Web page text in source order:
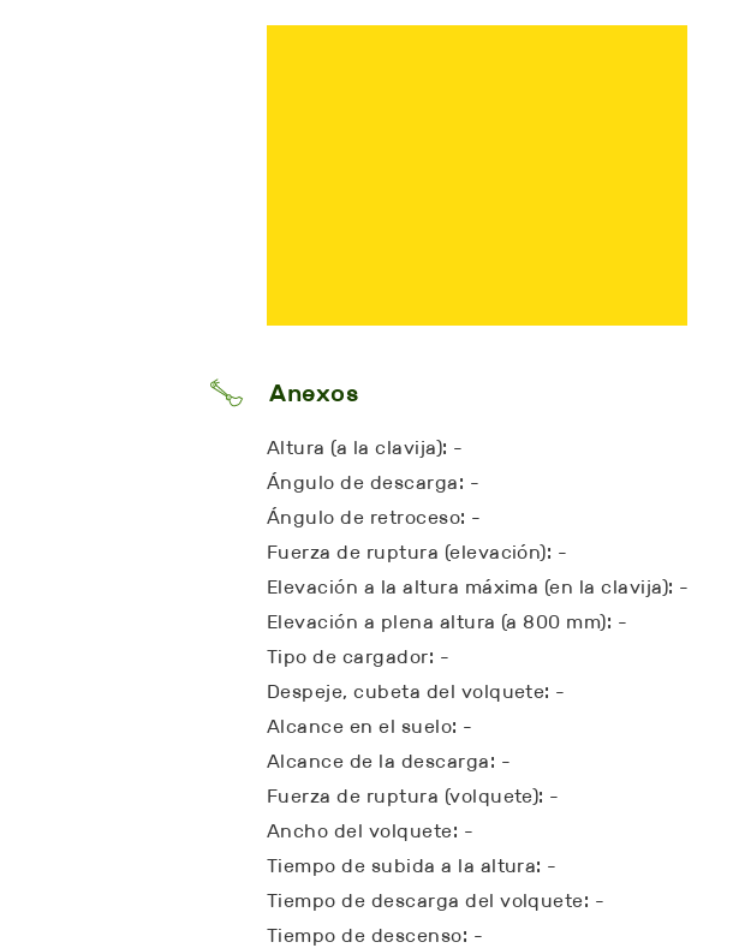
Anexos
Altura (a la clavija): -
Ángulo de descarga: -
Ángulo de retroceso: -
Fuerza de ruptura (elevación): -
Elevación a la altura máxima (en la clavija): -
Elevación a plena altura (a 800 mm): -
Tipo de cargador: -
Despeje, cubeta del volquete: -
Alcance en el suelo: -
Alcance de la descarga: -
Fuerza de ruptura (volquete): -
Ancho del volquete: -
Tiempo de subida a la altura: -
Tiempo de descarga del volquete: -
Tiempo de descenso: -